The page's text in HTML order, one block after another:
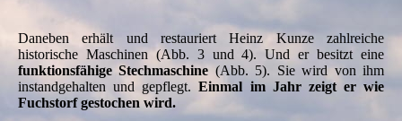
Daneben erhält und restauriert Heinz Kunze zahlreiche
historische Maschinen (Abb. 3 und 4). Und er besitzt eine
funktionsfähige Stechmaschine (Abb. 5). Sie wird von ihm
instandgehalten und gepflegt.Einmal im Jahr zeigt er wie
Fuchstorf gestochen wird.